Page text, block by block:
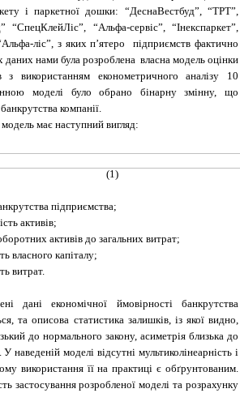
і паркетної дошки: “ДеснаВестбуд”, “ТРТ”,
“СпецКлейЛіс”, “Альфа-сервіс”, “Інекспаркет”,
ліс”, з яких п’ятеро підприємств фактично
даних нами була розроблена власна модель оцінки
з використанням економетричного аналізу 10
моделі було обрано бінарну змінну, що
компанії.
має наступний вигляд:
(1)
підприємства;
активів;
активів до загальних витрат;
власного капіталу;
витрат.
дані економічної ймовірності банкрутства
та описова статистика залишків, із якої видно,
до нормального закону, асиметрія близька до
наведеній моделі відсутні мультиколінеарність і
використання її на практиці є обґрунтованим.
застосування розробленої моделі та розрахунку